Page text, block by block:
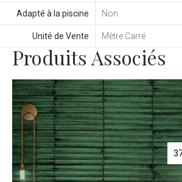
Adapté à la piscine Non
Unité de Vente Mètre Carré
Produits Associés